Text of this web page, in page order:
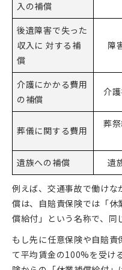
入の補償
後遺障害で失った
収入に 対する補
償
障
介護にかかる費用
の補償
介
葬儀に関する費用
葬
遺族への補償 遺
例えば、交通事故で働け
償は、自賠責保険では「
償給付」という名称で、同
もし先に任意保険や自賠
て平均賃金の100%を受け